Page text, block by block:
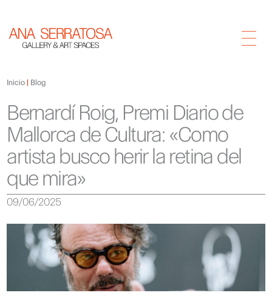
Inicio Blog
Bernardí Roig, Premi Diario de
Mallorca de Cultura: «Como
artista busco herir la retina del
que mira»
09/06/2025